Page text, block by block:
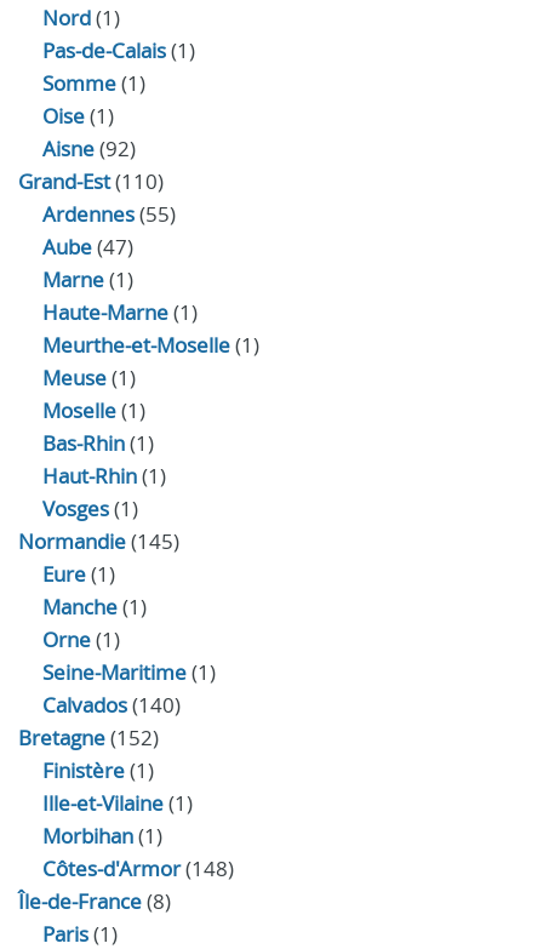
Nord(1)
Pas-de-Calais(1)
Somme(1)
Oise(1)
Aisne(92)
Grand-Est(110)
Ardennes(55)
Aube(47)
Marne(1)
Haute-Marne(1)
Meurthe-et-Moselle(1)
Meuse(1)
Moselle(1)
Bas-Rhin(1)
Haut-Rhin(1)
Vosges(1)
Normandie(145)
Eure(1)
Manche(1)
Orne(1)
Seine-Maritime(1)
Calvados(140)
Bretagne(152)
Finistère(1)
Ille-et-Vilaine(1)
Morbihan(1)
Côtes-d'Armor(148)
Île-de-France(8)
Paris(1)